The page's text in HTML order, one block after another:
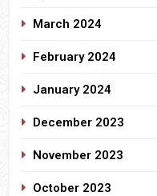
March 2024
February 2024
January 2024
December 2023
November 2023
October 2023